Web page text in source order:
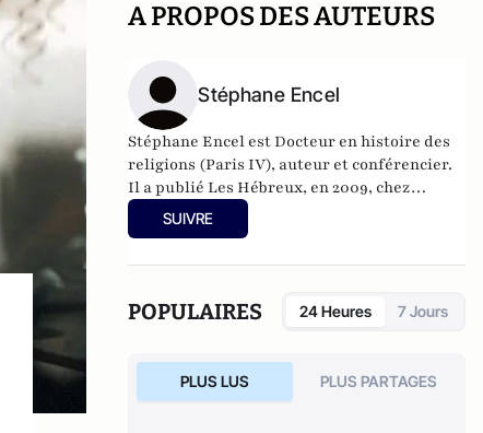
A PROPOS DES AUTEURS
Stéphane Encel
Stéphane Encel est Docteur en histoire des
religions (Paris IV), auteur et conférencier.
Il a publié Les Hébreux, en 2009, chez
Armand Colin, et enseigne, notamment à
l'ESG Management School, la culture
SUIVRE
POPULAIRES 24 Heures 7 Jours
PLUS LUS PLUS PARTAGES